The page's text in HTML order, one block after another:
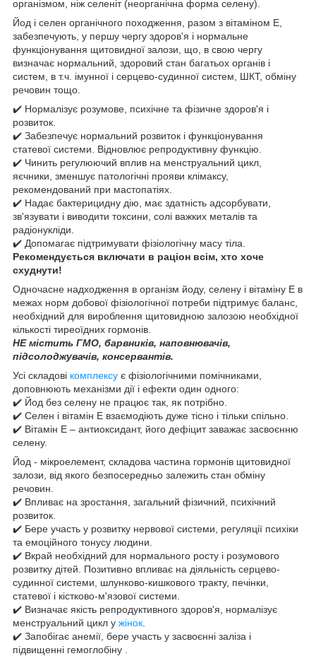
організмом, ніж селеніт (неорганічна форма селену).
Йод і селен органічного походження, разом з вітаміном Е,
забезпечують, у першу чергу здоров'я і нормальне
функціонування щитовидної залози, що, в свою чергу
визначає нормальний, здоровий стан багатьох органів і
систем, в т.ч. імунної і серцево-судинної систем, ШКТ, обміну
речовин тощо.
✔️ Нормалізує розумове, психічне та фізичне здоров'я і
розвиток.
✔️ Забезпечує нормальний розвиток і функціонування
статевої системи. Відновлює репродуктивну функцію.
✔️ Чинить регулюючий вплив на менструальний цикл,
яєчники, зменшує патологічні прояви клімаксу,
рекомендований при мастопатіях.
✔️ Надає бактерицидну дію, має здатність адсорбувати,
зв'язувати і виводити токсини, солі важких металів та
радіонукліди.
✔️ Допомагає підтримувати фізіологічну масу тіла.
Рекомендується включати в раціон всім, хто хоче
схуднути!
Одночасне надходження в організм йоду, селену і вітаміну Е в
межах норм добової фізіологічної потреби підтримує баланс,
необхідний для вироблення щитовидною залозою необхідної
кількості тиреоїдних гормонів.
НЕ містить ГМО, барвників, наповнювачів,
підсолоджувачів, консервантів.
Усі складові комплексу є фізіологічними помічниками,
доповнюють механізми дії і ефекти один одного:
✔️ Йод без селену не працює так, як потрібно.
✔️ Селен і вітамін Е взаємодіють дуже тісно і тільки спільно.
✔️ Вітамін Е – антиоксидант, його дефіцит заважає засвоєнню
селену.
Йод - мікроелемент, складова частина гормонів щитовидної
залози, від якого безпосередньо залежить стан обміну
речовин.
✔️ Впливає на зростання, загальний фізичний, психічний
розвиток.
✔️ Бере участь у розвитку нервової системи, регуляції психіки
та емоційного тонусу людини.
✔️ Вкрай необхідний для нормального росту і розумового
розвитку дітей. Позитивно впливає на діяльність серцево-
судинної системи, шлунково-кишкового тракту, печінки,
статевої і кістково-м'язової системи.
✔️ Визначає якість репродуктивного здоров'я, нормалізує
менструальний цикл у жінок
✔️ Запобігає анемії, бере участь у засвоєнні заліза і
підвищенні гемоглобіну .